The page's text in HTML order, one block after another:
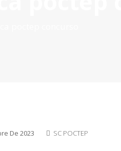
De 2023 SC POCTEP